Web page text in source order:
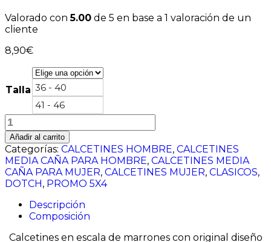
Valorado con5.00 de 5 en base a 1 valoración de un
cliente
8,90€
Talla 36 - 40
41 - 46
Red
marrón
cantidad
Añadir al carrito
Categorías: CALCETINES HOMBRE, CALCETINES
MEDIA CAÑA PARA HOMBRE, CALCETINES MEDIA
CAÑA PARA MUJER, CALCETINES MUJER, CLASICOS,
DOTCH, PROMO 5X4
Descripción
Composición
Calcetines en escala de marrones con original diseño